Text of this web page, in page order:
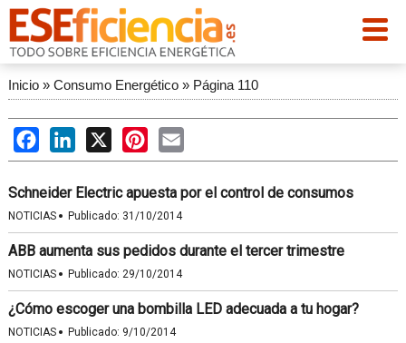
Inicio» Consumo Energético» Página 110
FacebookLinkedIn
X PinterestEmail
Schneider Electric apuesta por el control de consumos
NOTICIAS · Publicado: 31/10/2014
ABB aumenta sus pedidos durante el tercer trimestre
NOTICIAS · Publicado: 29/10/2014
¿Cómo escoger una bombilla LED adecuada a tu hogar?
NOTICIAS · Publicado: 9/10/2014